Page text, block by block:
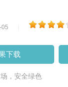
05
下载
，安全绿色